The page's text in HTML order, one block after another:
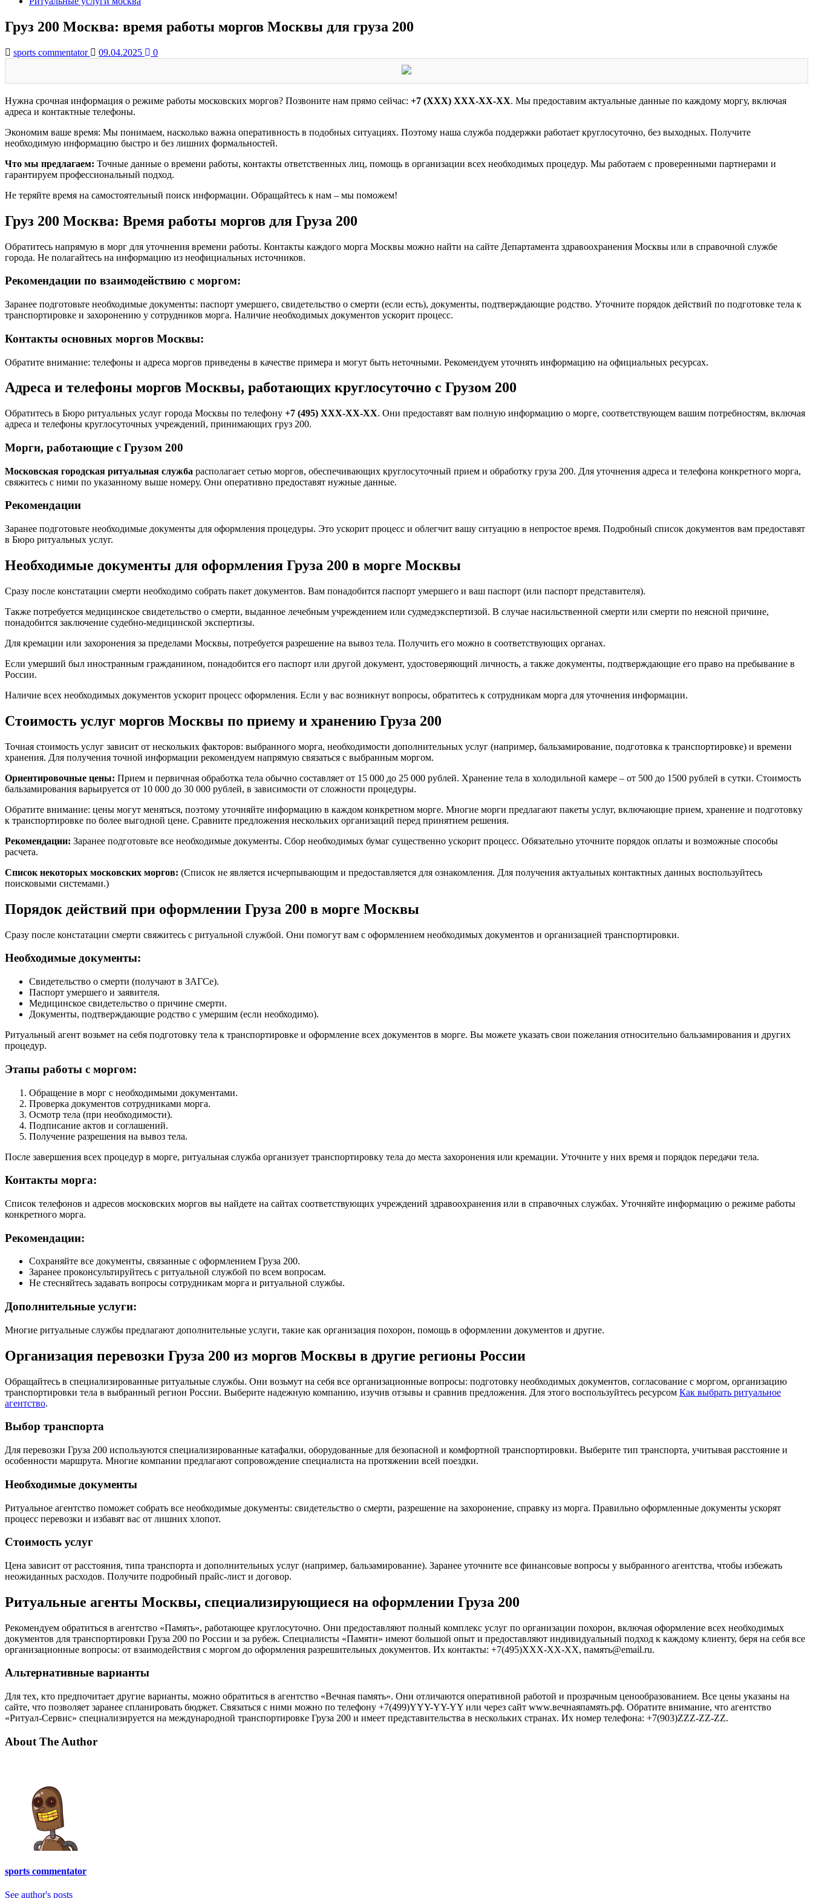
Груз 200 Москва: время работы моргов Москвы для груза 200
sports commentator 09.04.2025 0
Нужна срочная информация о режиме работы московских моргов? Позвоните нам прямо сейчас: +7 (XXX) XXX-XX-XX. Мы предоставим актуальные данные по каждому моргу, включая
адреса и контактные телефоны.
Экономим ваше время: Мы понимаем, насколько важна оперативность в подобных ситуациях. Поэтому наша служба поддержки работает круглосуточно, без выходных. Получите
необходимую информацию быстро и без лишних формальностей.
Что мы предлагаем: Точные данные о времени работы, контакты ответственных лиц, помощь в организации всех необходимых процедур. Мы работаем с проверенными партнерами и
гарантируем профессиональный подход.
Не теряйте время на самостоятельный поиск информации. Обращайтесь к нам – мы поможем!
Груз 200 Москва: Время работы моргов для Груза 200
Обратитесь напрямую в морг для уточнения времени работы. Контакты каждого морга Москвы можно найти на сайте Департамента здравоохранения Москвы или в справочной службе
города. Не полагайтесь на информацию из неофициальных источников.
Рекомендации по взаимодействию с моргом:
Заранее подготовьте необходимые документы: паспорт умершего, свидетельство о смерти (если есть), документы, подтверждающие родство. Уточните порядок действий по подготовке тела к
транспортировке и захоронению у сотрудников морга. Наличие необходимых документов ускорит процесс.
Контакты основных моргов Москвы:
Обратите внимание: телефоны и адреса моргов приведены в качестве примера и могут быть неточными. Рекомендуем уточнять информацию на официальных ресурсах.
Адреса и телефоны моргов Москвы, работающих круглосуточно с Грузом 200
Обратитесь в Бюро ритуальных услуг города Москвы по телефону +7 (495) XXX-XX-XX. Они предоставят вам полную информацию о морге, соответствующем вашим потребностям, включая
адреса и телефоны круглосуточных учреждений, принимающих груз 200.
Морги, работающие с Грузом 200
Московская городская ритуальная служба располагает сетью моргов, обеспечивающих круглосуточный прием и обработку груза 200. Для уточнения адреса и телефона конкретного морга,
свяжитесь с ними по указанному выше номеру. Они оперативно предоставят нужные данные.
Рекомендации
Заранее подготовьте необходимые документы для оформления процедуры. Это ускорит процесс и облегчит вашу ситуацию в непростое время. Подробный список документов вам предоставят
в Бюро ритуальных услуг.
Необходимые документы для оформления Груза 200 в морге Москвы
Сразу после констатации смерти необходимо собрать пакет документов. Вам понадобится паспорт умершего и ваш паспорт (или паспорт представителя).
Также потребуется медицинское свидетельство о смерти, выданное лечебным учреждением или судмедэкспертизой. В случае насильственной смерти или смерти по неясной причине,
понадобится заключение судебно-медицинской экспертизы.
Для кремации или захоронения за пределами Москвы, потребуется разрешение на вывоз тела. Получить его можно в соответствующих органах.
Если умерший был иностранным гражданином, понадобится его паспорт или другой документ, удостоверяющий личность, а также документы, подтверждающие его право на пребывание в
России.
Наличие всех необходимых документов ускорит процесс оформления. Если у вас возникнут вопросы, обратитесь к сотрудникам морга для уточнения информации.
Стоимость услуг моргов Москвы по приему и хранению Груза 200
Точная стоимость услуг зависит от нескольких факторов: выбранного морга, необходимости дополнительных услуг (например, бальзамирование, подготовка к транспортировке) и времени
хранения. Для получения точной информации рекомендуем напрямую связаться с выбранным моргом.
Ориентировочные цены: Прием и первичная обработка тела обычно составляет от 15 000 до 25 000 рублей. Хранение тела в холодильной камере – от 500 до 1500 рублей в сутки. Стоимость
бальзамирования варьируется от 10 000 до 30 000 рублей, в зависимости от сложности процедуры.
Обратите внимание: цены могут меняться, поэтому уточняйте информацию в каждом конкретном морге. Многие морги предлагают пакеты услуг, включающие прием, хранение и подготовку
к транспортировке по более выгодной цене. Сравните предложения нескольких организаций перед принятием решения.
Рекомендации: Заранее подготовьте все необходимые документы. Сбор необходимых бумаг существенно ускорит процесс. Обязательно уточните порядок оплаты и возможные способы
расчета.
Список некоторых московских моргов: (Список не является исчерпывающим и предоставляется для ознакомления. Для получения актуальных контактных данных воспользуйтесь
поисковыми системами.)
Порядок действий при оформлении Груза 200 в морге Москвы
Сразу после констатации смерти свяжитесь с ритуальной службой. Они помогут вам с оформлением необходимых документов и организацией транспортировки.
Необходимые документы:
Свидетельство о смерти (получают в ЗАГСе).
Паспорт умершего и заявителя.
Медицинское свидетельство о причине смерти.
Документы, подтверждающие родство с умершим (если необходимо).
Ритуальный агент возьмет на себя подготовку тела к транспортировке и оформление всех документов в морге. Вы можете указать свои пожелания относительно бальзамирования и других
процедур.
Этапы работы с моргом:
Обращение в морг с необходимыми документами.
Проверка документов сотрудниками морга.
Осмотр тела (при необходимости).
Подписание актов и соглашений.
Получение разрешения на вывоз тела.
После завершения всех процедур в морге, ритуальная служба организует транспортировку тела до места захоронения или кремации. Уточните у них время и порядок передачи тела.
Контакты морга:
Список телефонов и адресов московских моргов вы найдете на сайтах соответствующих учреждений здравоохранения или в справочных службах. Уточняйте информацию о режиме работы
конкретного морга.
Рекомендации:
Сохраняйте все документы, связанные с оформлением Груза 200.
Заранее проконсультируйтесь с ритуальной службой по всем вопросам.
Не стесняйтесь задавать вопросы сотрудникам морга и ритуальной службы.
Дополнительные услуги:
Многие ритуальные службы предлагают дополнительные услуги, такие как организация похорон, помощь в оформлении документов и другие.
Организация перевозки Груза 200 из моргов Москвы в другие регионы России
Обращайтесь в специализированные ритуальные службы. Они возьмут на себя все организационные вопросы: подготовку необходимых документов, согласование с моргом, организацию
транспортировки тела в выбранный регион России. Выберите надежную компанию, изучив отзывы и сравнив предложения. Для этого воспользуйтесь ресурсом Как выбрать ритуальное
агентство.
Выбор транспорта
Для перевозки Груза 200 используются специализированные катафалки, оборудованные для безопасной и комфортной транспортировки. Выберите тип транспорта, учитывая расстояние и
особенности маршрута. Многие компании предлагают сопровождение специалиста на протяжении всей поездки.
Необходимые документы
Ритуальное агентство поможет собрать все необходимые документы: свидетельство о смерти, разрешение на захоронение, справку из морга. Правильно оформленные документы ускорят
процесс перевозки и избавят вас от лишних хлопот.
Стоимость услуг
Цена зависит от расстояния, типа транспорта и дополнительных услуг (например, бальзамирование). Заранее уточните все финансовые вопросы у выбранного агентства, чтобы избежать
неожиданных расходов. Получите подробный прайс-лист и договор.
Ритуальные агенты Москвы, специализирующиеся на оформлении Груза 200
Рекомендуем обратиться в агентство «Память», работающее круглосуточно. Они предоставляют полный комплекс услуг по организации похорон, включая оформление всех необходимых
документов для транспортировки Груза 200 по России и за рубеж. Специалисты «Памяти» имеют большой опыт и предоставляют индивидуальный подход к каждому клиенту, беря на себя все
организационные вопросы: от взаимодействия с моргом до оформления разрешительных документов. Их контакты: +7(495)XXX-XX-XX, память@email.ru.
Альтернативные варианты
Для тех, кто предпочитает другие варианты, можно обратиться в агентство «Вечная память». Они отличаются оперативной работой и прозрачным ценообразованием. Все цены указаны на
сайте, что позволяет заранее спланировать бюджет. Связаться с ними можно по телефону +7(499)YYY-YY-YY или через сайт www.вечнаяпамять.рф. Обратите внимание, что агентство
«Ритуал-Сервис» специализируется на международной транспортировке Груза 200 и имеет представительства в нескольких странах. Их номер телефона: +7(903)ZZZ-ZZ-ZZ.
About The Author
sports commentator
See author's posts